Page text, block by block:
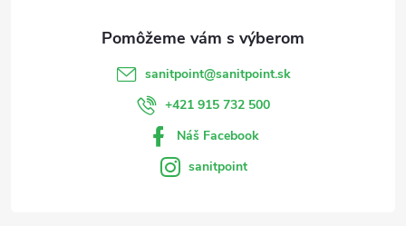
sanitpoint@sanitpoint.sk
+421 915 732 500
Náš Facebook
sanitpoint